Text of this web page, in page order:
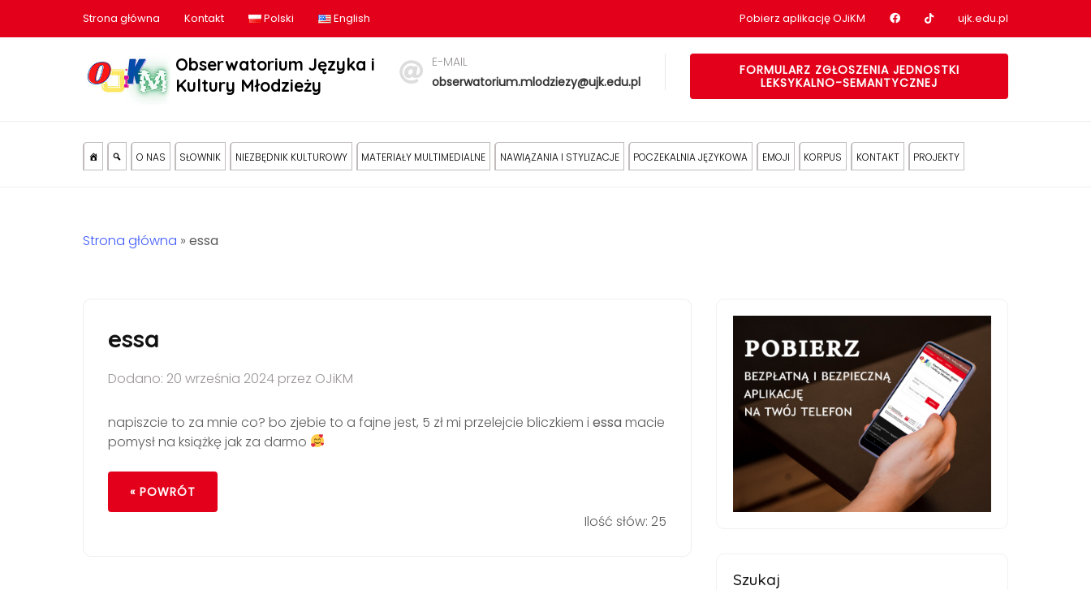
Strona główna Kontakt Polski English Pobierz aplikację OJiKM Nasz profil na Facebook
Nasz profil na tiktok
ujk.edu.pl
Obserwatorium Języka i
Kultury Młodzieży
E-MAIL
obserwatorium.mlodziezy@ujk.edu.pl
FORMULARZ ZGŁOSZENIA JEDNOSTKI
LEKSYKALNO-SEMANTYCZNEJ
O NAS SŁOWNIK NIEZBĘDNIK KULTUROWY MATERIAŁY MULTIMEDIALNE NAWIĄZANIA I STYLIZACJE POCZEKALNIA JĘZYKOWA EMOJI KORPUS KONTAKT PROJEKTY
Strona główna » essa
essa
Dodano: 20 września 2024 przez OJiKM
napiszcie to za mnie co? bo zjebie to a fajne jest, 5 zł mi przelejcie bliczkiem i essa macie
pomysł na książkę jak za darmo
« POWRÓT
Ilość słów: 25
Szukaj